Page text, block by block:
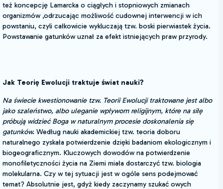
też koncepcję Lamarcka o ciągłych i stopniowych zmianach
organizmów ,odrzucając możliwość cudownej interwencji w ich
powstaniu, czyli całkowicie wykluczają tzw. boski pierwiastek życia.
Powstawanie gatunków uznał za efekt istniejących praw przyrody.
Jak Teorię Ewolucji traktuje świat nauki?
Na świecie kwestionowanie tzw. Teorii Ewolucji traktowane jest albo
jako szaleństwo, albo uleganie wpływom religijnym, które na siłę
próbują widzieć Boga w naturalnym procesie doskonalenia się
gatunków. Według nauki akademickiej tzw. teoria doboru
naturalnego zyskała potwierdzenie dzięki badaniom ekologicznym i
biogeograficznym. Kluczowych dowodów na potwierdzenie
monofiletyczności życia na Ziemi miała dostarczyć tzw. biologia
molekularna. Czy w tej sytuacji jest w ogóle sens podejmować
temat? Absolutnie jest, gdyż kiedy zaczynamy szukać owych